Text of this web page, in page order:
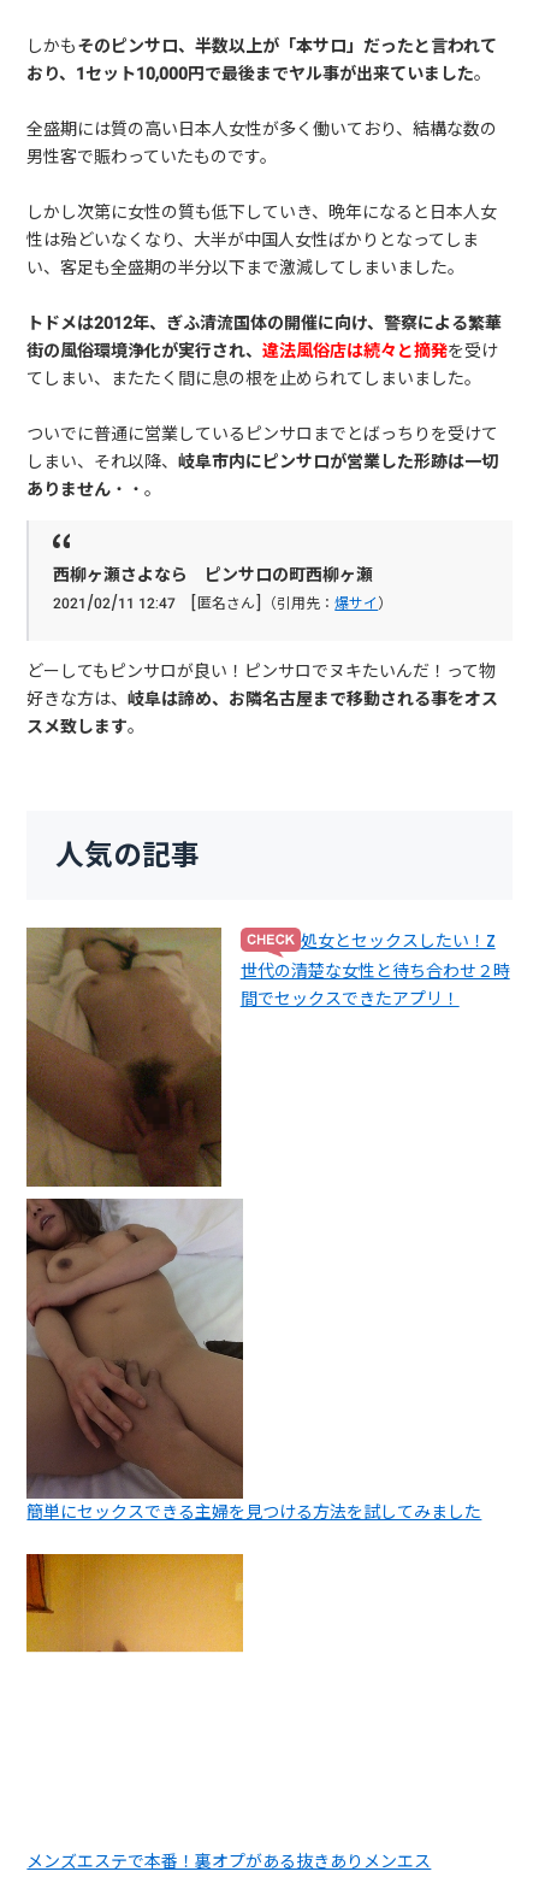
しかもそのピンサロ、半数以上が「本サロ」だったと言われて
おり、1セット10,000円で最後までヤル事が出来ていました。
全盛期には質の高い日本人女性が多く働いており、結構な数の
男性客で賑わっていたものです。
しかし次第に女性の質も低下していき、晩年になると日本人女
性は殆どいなくなり、大半が中国人女性ばかりとなってしま
い、客足も全盛期の半分以下まで激減してしまいました。
トドメは2012年、ぎふ清流国体の開催に向け、警察による繁華
街の風俗環境浄化が実行され、違法風俗店は続々と摘発を受け
てしまい、またたく間に息の根を止められてしまいました。
ついでに普通に営業しているピンサロまでとばっちりを受けて
しまい、それ以降、岐阜市内にピンサロが営業した形跡は一切
ありません ・・。
西柳ヶ瀬さよなら ピンサロの町西柳ヶ瀬
2021/02/11 12:47 [匿名さん]（引用先：爆サイ）
どーしてもピンサロが良い！ピンサロでヌキたいんだ！って物
好きな方は、岐阜は諦め、お隣名古屋まで移動される事をオス
スメ致します。
人気の記事
処女とセックスしたい！Z
世代の清楚な女性と待ち合わせ２時
間でセックスできたアプリ！
簡単にセックスできる主婦を見つける方法を試してみました
メンズエステで本番！裏オプがある抜きありメンエス